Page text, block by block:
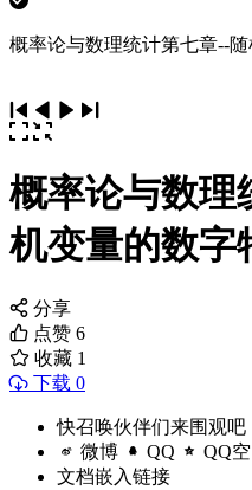
概率论与数理统计第七章--
概率论与数理
机变量的数字
分享
点赞 6
收藏 1
下载 0
快召唤伙伴们来围观吧
微博 QQ QQ
文档嵌入链接